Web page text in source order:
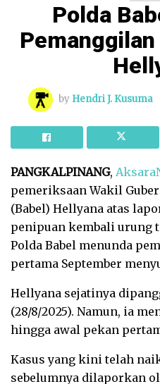
Polda
by Hendri J. Kusuma
PANGKALPINANG,
pemeriksaan Wakil
(Babel) Hellyana atas
penipuan kembali urung
Polda Babel menunda
pertama September
Hellyana sejatinya
(28/8/2025). Namun, ia
hingga awal pekan
Kasus yang kini telah
sebelumnya dilaporkan